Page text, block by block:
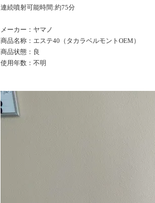
連続噴射可能時間:約75分
メーカー：ヤマノ
商品名称：エステ40（タカラベルモントOEM）
商品状態：良
使用年数：不明